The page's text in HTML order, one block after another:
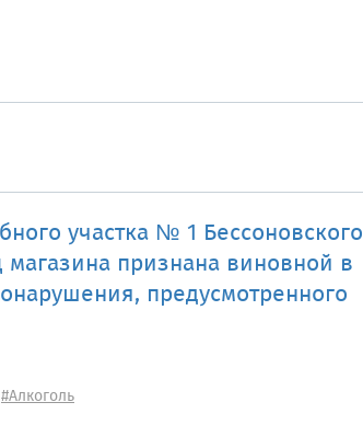
участка № 1 Бессоновского
признана виновной в
предусмотренного
#Алкоголь